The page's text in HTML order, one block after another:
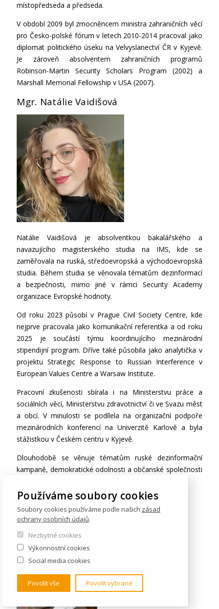
místopředseda a předseda.
V období 2009 byl zmocněncem ministra zahraničních věcí
pro Česko-polské fórum v letech 2010-2014 pracoval jako
diplomat politického úseku na Velvyslanectví ČR v Kyjevě.
Je zároveň absolventem zahraničních programů
Robinson-Martin Security Scholars Program (2002) a
Marshall Memorial Fellowship v USA (2007).
Mgr. Natálie Vaidišová
Natálie Vaidišová je absolventkou bakalářského a
navazujícího magisterského studia na IMS, kde se
zaměřovala na ruská, středoevropská a východoevropská
studia. Během studia se věnovala tématům dezinformací
a bezpečnosti, mimo jiné v rámci Security Academy
organizace Evropské hodnoty.
Od roku 2023 působí v Prague Civil Society Centre, kde
nejprve pracovala jako komunikační referentka a od roku
2025 je součástí týmu koordinujícího mezinárodní
stipendijní program. Dříve také působila jako analytička v
projektu Strategic Response to Russian Interference v
European Values Centre a Warsaw Institute.
Pracovní zkušenosti sbírala i na Ministerstvu práce a
sociálních věcí, Ministerstvu zdravotnictví či ve Svazu měst
a obcí. V minulosti se podílela na organizační podpoře
mezinárodních konferencí na Univerzitě Karlově a byla
stážistkou v Českém centru v Kyjevě.
Dlouhodobě se věnuje tématům ruské dezinformační
kampaně, demokratické odolnosti a občanské společnosti
Mgr. Martin Palán
Používáme soubory cookies
Soubory cookies používáme podle našich zásad
ochrany osobních údajů.
Nezbytné cookies
Výkonnostní cookies
Social media cookies
Povolit vše Povolit vybrané